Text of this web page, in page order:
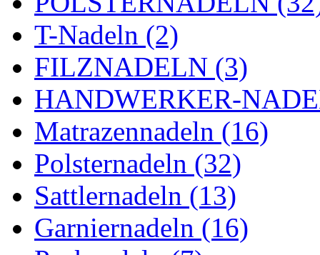
T-Nadeln (2)
FILZNADELN (3)
HANDWERKER-
Matrazennadeln (16)
Polsternadeln (32)
Sattlernadeln (13)
Garniernadeln (16)